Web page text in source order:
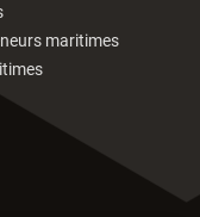
maritimes